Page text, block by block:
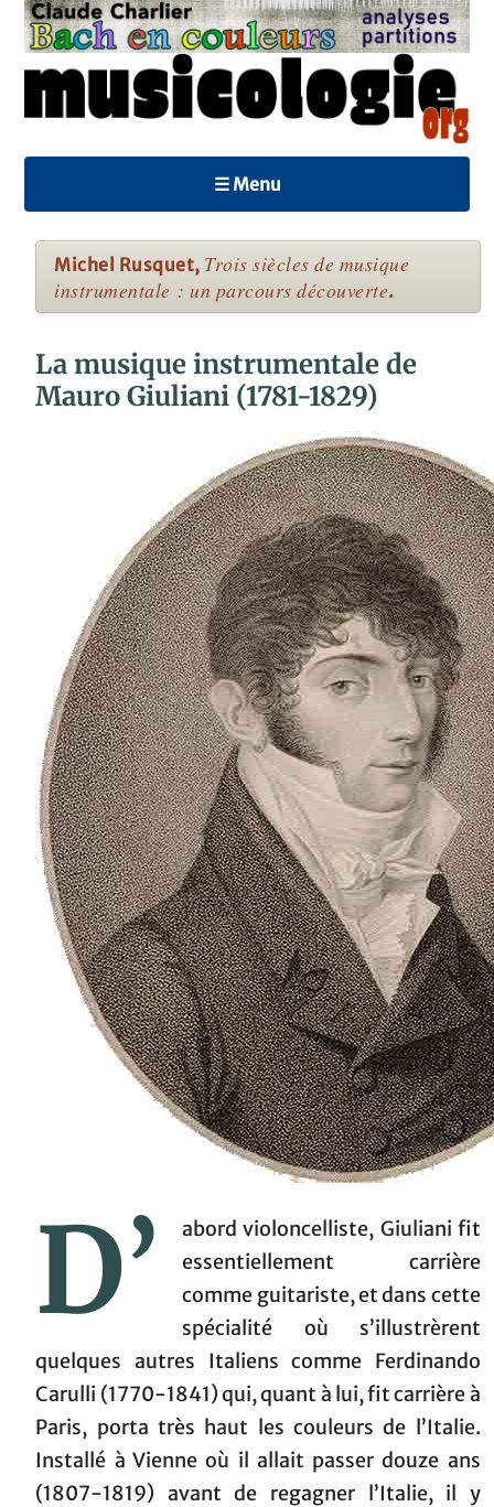
☰ Menu
Michel Rusquet, Trois siècles de musique
instrumentale : un parcours découverte.
La musique instrumentale de
Mauro Giuliani (1781-1829)
D’
abord violoncelliste, Giuliani fit
essentiellement carrière
comme guitariste, et dans cette
spécialité où s’illustrèrent
quelques autres Italiens comme Ferdinando
Carulli (1770-1841) qui, quant à lui, fit carrière à
Paris, porta très haut les couleurs de l’Italie.
Installé à Vienne où il allait passer douze ans
(1807-1819) avant de regagner l’Italie, il y